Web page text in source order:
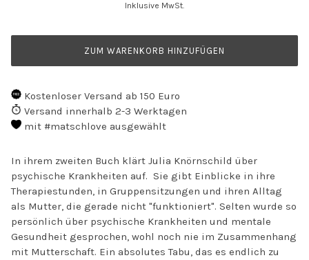
Inklusive MwSt.
ZUM WARENKORB HINZUFÜGEN
Kostenloser Versand ab 150 Euro
Versand innerhalb 2-3 Werktagen
mit #matschlove ausgewählt
In ihrem zweiten Buch klärt Julia Knörnschild über
psychische Krankheiten auf. Sie gibt Einblicke in ihre
Therapiestunden, in Gruppensitzungen und ihren Alltag
als Mutter, die gerade nicht "funktioniert". Selten wurde so
persönlich über psychische Krankheiten und mentale
Gesundheit gesprochen, wohl noch nie im Zusammenhang
mit Mutterschaft. Ein absolutes Tabu, das es endlich zu